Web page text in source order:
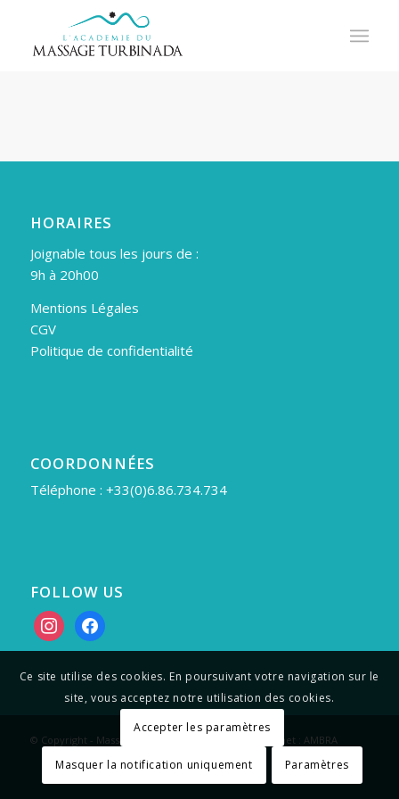
HORAIRES
Joignable tous les jours de :
9h à 20h00
Mentions Légales
CGV
Politique de confidentialité
COORDONNÉES
Téléphone : +33(0)6.86.734.734
FOLLOW US
instagramfacebook
© Copyright - Massage Turbinada. Création site internet : AMBRA
Ce site utilise des cookies. En poursuivant votre navigation sur le
site, vous acceptez notre utilisation des cookies.
Accepter les paramètres
Masquer la notification uniquement Paramètres